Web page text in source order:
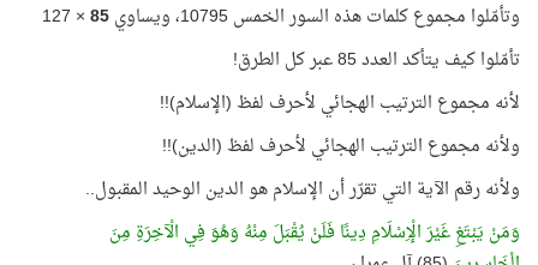
وتأمّلوا مجموع كلمات هذه السور الخمس 10795، ويساوي
85
× 127
تأمّلوا كيف يتأكد العدد 85 عبر كل الطرق!
لأنه مجموع الترتيب الهجائي لأحرف لفظ (الإسلام)!!
ولأنه مجموع الترتيب الهجائي لأحرف لفظ (الدين)!!
ولأنه رقم الآية التي تقرّر أن الإسلام هو الدين الوحيد المقبول..
وَمَنْ يَبْتَغِ غَيْرَ الْإِسْلَامِ دِينًا فَلَنْ يُقْبَلَ مِنْهُ وَهُوَ فِي الْآخِرَةِ مِنَ